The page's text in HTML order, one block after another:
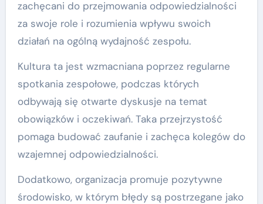
zachęcani do przejmowania odpowiedzialności
za swoje role i rozumienia wpływu swoich
działań na ogólną wydajność zespołu.
Kultura ta jest wzmacniana poprzez regularne
spotkania zespołowe, podczas których
odbywają się otwarte dyskusje na temat
obowiązków i oczekiwań. Taka przejrzystość
pomaga budować zaufanie i zachęca kolegów do
wzajemnej odpowiedzialności.
Dodatkowo, organizacja promuje pozytywne
środowisko, w którym błędy są postrzegane jako